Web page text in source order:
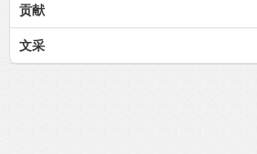
贡献
文采